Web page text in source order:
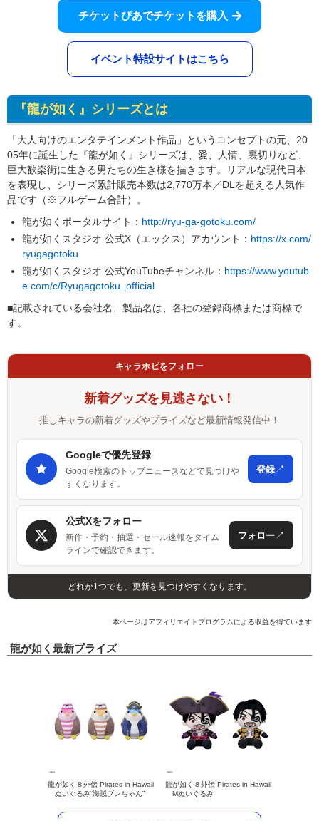
チケットぴあでチケットを購入
イベント特設サイトはこちら
『龍が如く』シリーズとは
「大人向けのエンタテインメント作品」というコンセプトの元、20
05年に誕生した『龍が如く』シリーズは、愛、人情、裏切りなど、
巨大歓楽街に生きる男たちの生き様を描きます。リアルな現代日本
を表現し、シリーズ累計販売本数は2,770万本／DLを超える人気作
品です（※フルゲーム合計）。
龍が如くポータルサイト： http://ryu-ga-gotoku.com/
龍が如くスタジオ 公式X（エックス）アカウント： https://x.com/
ryugagotoku
龍が如くスタジオ 公式YouTubeチャンネル： https://www.youtub
e.com/c/Ryugagotoku_official
■記載されている会社名、製品名は、各社の登録商標または商標で
す。
キャラホビをフォロー
新着グッズを見逃さない！
推しキャラの新着グッズやプライズなど最新情報発信中！
Googleで優先登録
Google検索のトップニュースなどで見つけや
すくなります。
登録↗
公式Xをフォロー
新作・予約・抽選・セール速報をタイム
ラインで確認できます。
フォロー↗
どれか1つでも、更新を見つけやすくなります。
本ページはアフィリエイトプログラムによる収益を得ています
龍が如く最新プライズ
龍が如く８外伝 Pirates in Hawaii
ぬいぐるみ“海賊ブンちゃん”
龍が如く８外伝 Pirates in Hawaii
Mぬいぐるみ